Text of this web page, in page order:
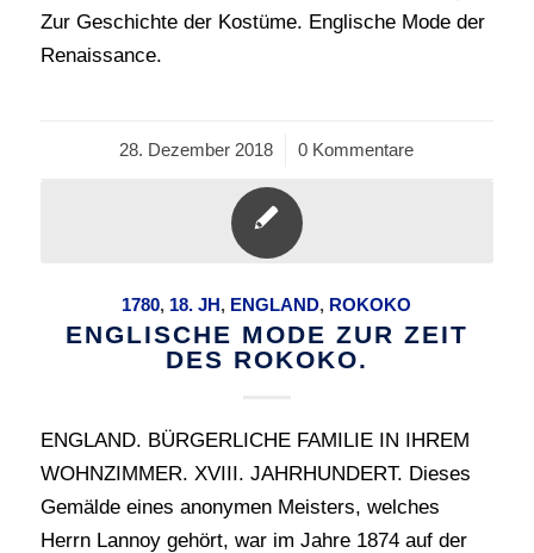
Zur Geschichte der Kostüme. Englische Mode der
Renaissance.
28. Dezember 2018
/ 0 Kommentare
1780, 18. JH, ENGLAND, ROKOKO
ENGLISCHE MODE ZUR ZEIT
DES ROKOKO.
ENGLAND. BÜRGERLICHE FAMILIE IN IHREM
WOHNZIMMER. XVIII. JAHRHUNDERT. Dieses
Gemälde eines anonymen Meisters, welches
Herrn Lannoy gehört, war im Jahre 1874 auf der